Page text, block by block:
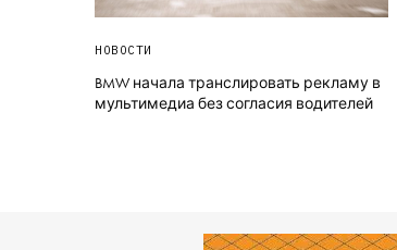
НОВОСТИ
BMW начала транслировать рекламу в
мультимедиа без согласия водителей